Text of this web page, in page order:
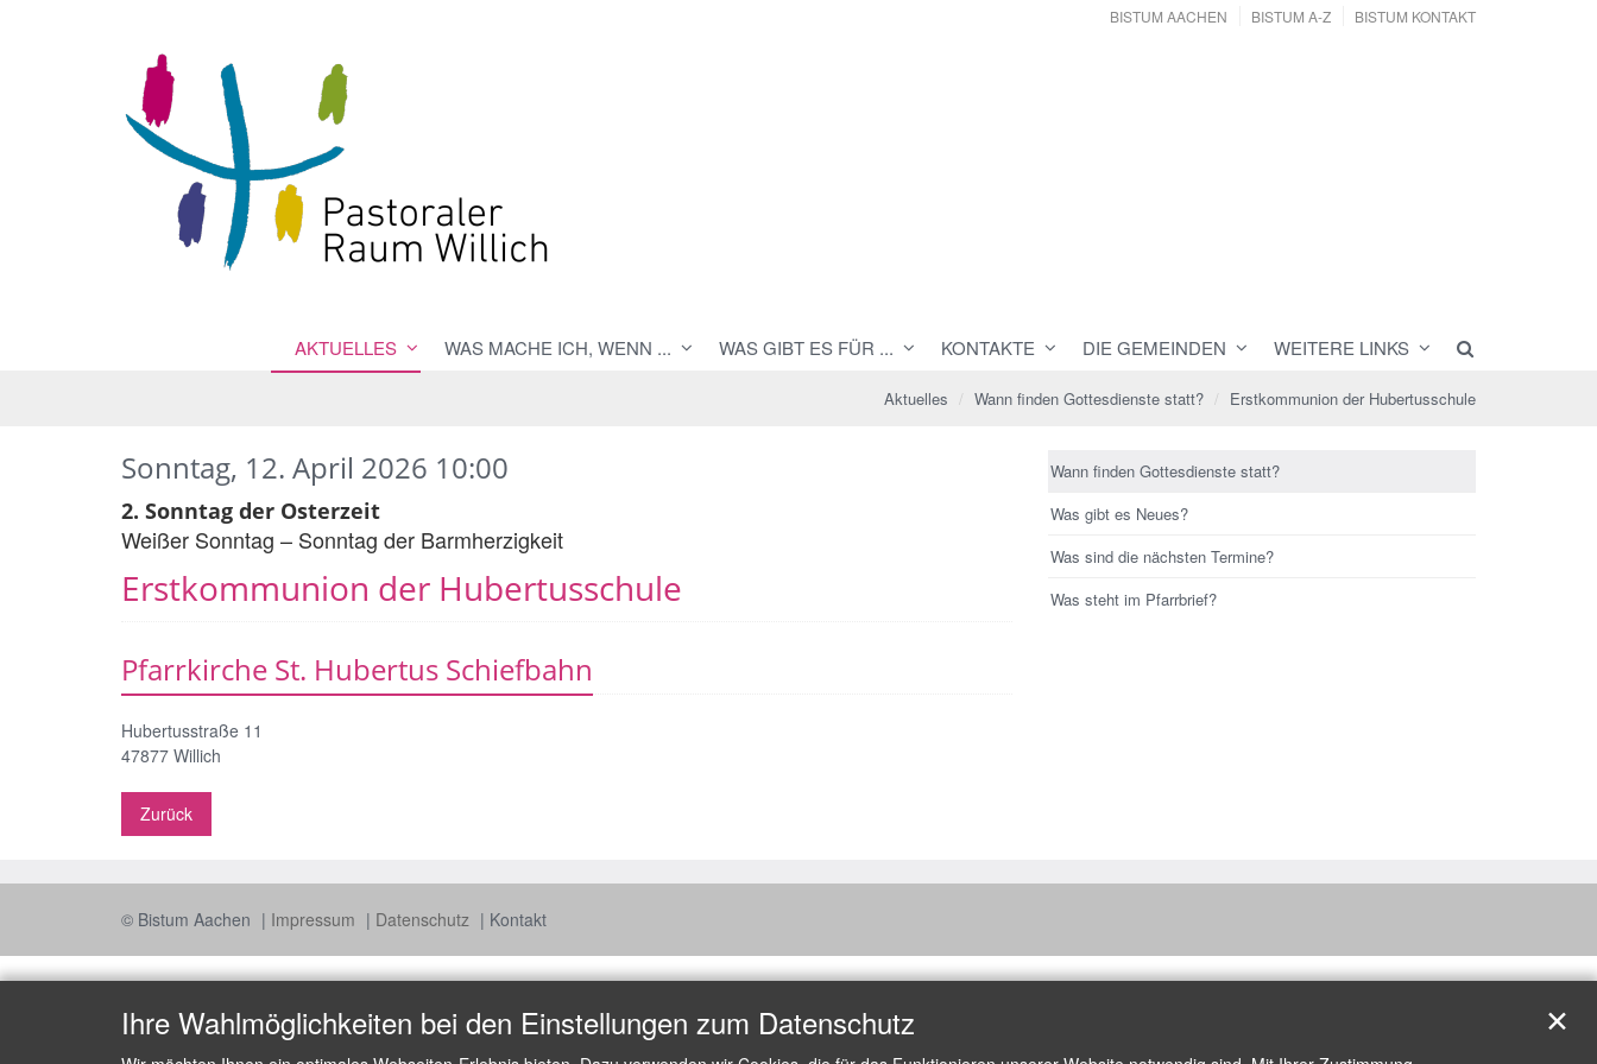
BISTUM AACHEN BISTUM A-Z BISTUM KONTAKT
AKTUELLES WAS MACHE ICH, WENN ... WAS GIBT ES FÜR ... KONTAKTE DIE GEMEINDEN WEITERE LINKS
Aktuelles Wann finden Gottesdienste statt? Erstkommunion der Hubertusschule
Erstkommunion der Hubertusschule
Sonntag, 12. April 2026 10:00
2. Sonntag der Osterzeit
Weißer Sonntag – Sonntag der Barmherzigkeit
Pfarrkirche St. Hubertus Schiefbahn
Hubertusstraße 11
47877 Willich
Zurück
Wann finden Gottesdienste statt?
Was gibt es Neues?
Was sind die nächsten Termine?
Was steht im Pfarrbrief?
© Bistum Aachen Impressum Datenschutz Kontakt
Ihre Wahlmöglichkeiten bei den Einstellungen zum Datenschutz ✕